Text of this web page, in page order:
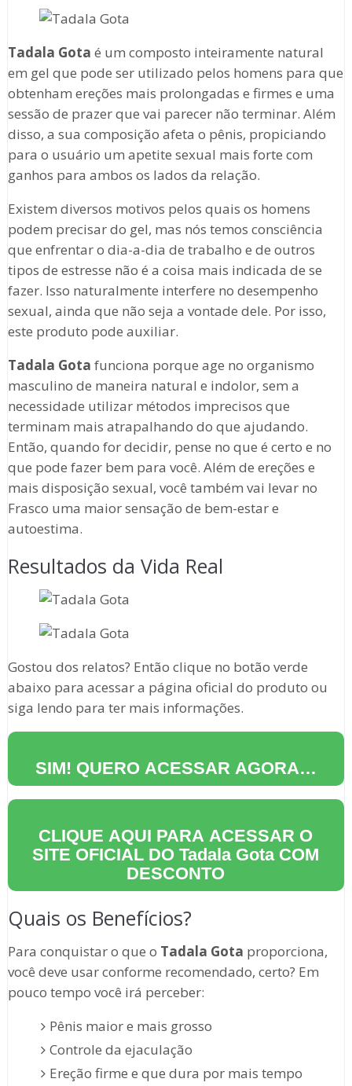
Tadala Gota é um composto inteiramente natural
em gel que pode ser utilizado pelos homens para que
obtenham ereções mais prolongadas e firmes e uma
sessão de prazer que vai parecer não terminar. Além
disso, a sua composição afeta o pênis, propiciando
para o usuário um apetite sexual mais forte com
ganhos para ambos os lados da relação.
Existem diversos motivos pelos quais os homens
podem precisar do gel, mas nós temos consciência
que enfrentar o dia-a-dia de trabalho e de outros
tipos de estresse não é a coisa mais indicada de se
fazer. Isso naturalmente interfere no desempenho
sexual, ainda que não seja a vontade dele. Por isso,
este produto pode auxiliar.
Tadala Gota funciona porque age no organismo
masculino de maneira natural e indolor, sem a
necessidade utilizar métodos imprecisos que
terminam mais atrapalhando do que ajudando.
Então, quando for decidir, pense no que é certo e no
que pode fazer bem para você. Além de ereções e
mais disposição sexual, você também vai levar no
Frasco uma maior sensação de bem-estar e
autoestima.
Resultados da Vida Real
Gostou dos relatos? Então clique no botão verde
abaixo para acessar a página oficial do produto ou
siga lendo para ter mais informações.
SIM! QUERO ACESSAR AGORA…
CLIQUE AQUI PARA ACESSAR O
SITE OFICIAL DOTadala GotaCOM
DESCONTO
Quais os Benefícios?
Para conquistar o que o Tadala Gota proporciona,
você deve usar conforme recomendado, certo? Em
pouco tempo você irá perceber:
Pênis maior e mais grosso
Controle da ejaculação
Ereção firme e que dura por mais tempo